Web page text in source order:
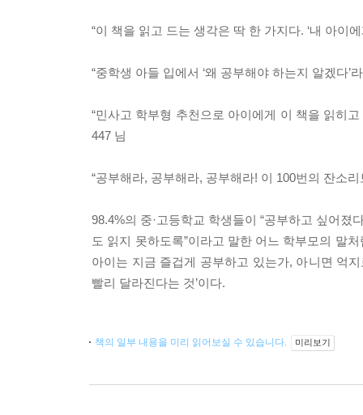
“이 책을 읽고 드는 생각은 딱 한 가지다. ‘내 아이
“중학생 아들 입에서 ‘왜 공부해야 하는지 알겠다
“민사고 학부형 추천으로 아이에게 이 책을 읽히
447 님
“공부해라, 공부해라, 공부해라! 이 100번의 잔소
98.4%의 중·고등학교 학생들이 “공부하고 싶어
도 읽지 못하도록”이라고 말한 어느 학부모의 말
아이는 지금 즐겁게 공부하고 있는가, 아니면 억
빨리 달라진다는 것’이다.
책의 일부 내용을 미리 읽어보실 수 있습니다. 미리보기